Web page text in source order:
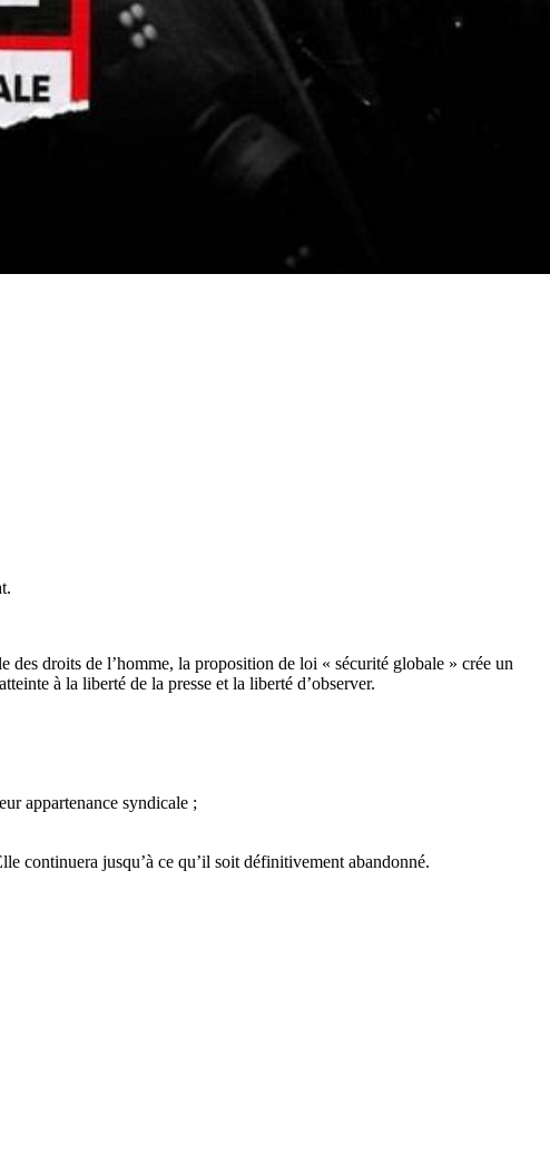
droits de l’homme, la proposition de loi « sécurité globale » crée un
à la liberté de la presse et la liberté d’observer.
appartenance syndicale ;
continuera jusqu’à ce qu’il soit définitivement abandonné.